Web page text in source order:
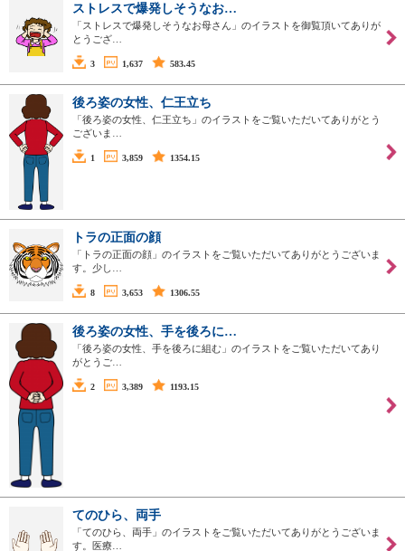
ストレスで爆発しそうなお…
「ストレスで爆発しそうなお母さん」のイラストを御覧頂いてありが
とうござ…
3 1,637 583.45
後ろ姿の女性、仁王立ち
「後ろ姿の女性、仁王立ち」のイラストをご覧いただいてありがとう
ございま…
1 3,859 1354.15
トラの正面の顔
「トラの正面の顔」のイラストをご覧いただいてありがとうございま
す。少し…
8 3,653 1306.55
後ろ姿の女性、手を後ろに…
「後ろ姿の女性、手を後ろに組む」のイラストをご覧いただいてあり
がとうご…
2 3,389 1193.15
てのひら、両手
「てのひら、両手」のイラストをご覧いただいてありがとうございま
す。医療…